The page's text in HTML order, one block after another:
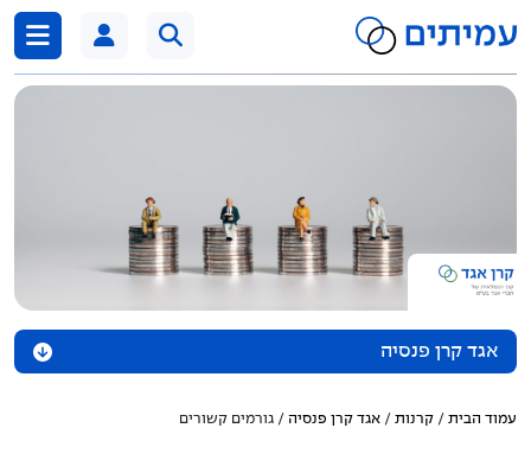
לדלג לתוכן
אגד קרן פנסיה
אודות הקרן
עמוד הבית / קרנות / אגד קרן פנסיה / גורמים קשורים